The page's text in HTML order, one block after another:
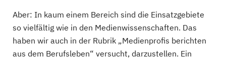
Aber: In kaum einem Bereich sind die Einsatzgebiete
so vielfältig wie in den Medienwissenschaften. Das
haben wir auch in der Rubrik „Medienprofis berichten
aus dem Berufsleben“ versucht, darzustellen. Ein